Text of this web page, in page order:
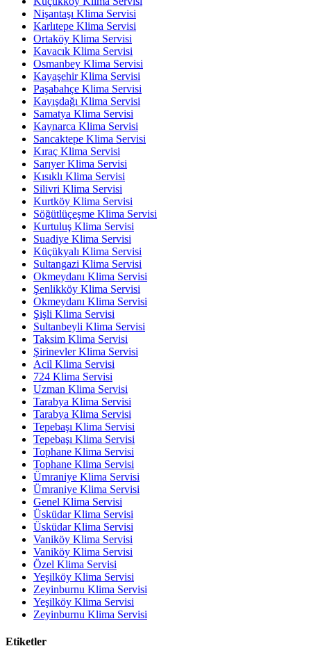
Nişantaşı Klima Servisi
Karlıtepe Klima Servisi
Ortaköy Klima Servisi
Kavacık Klima Servisi
Osmanbey Klima Servisi
Kayaşehir Klima Servisi
Paşabahçe Klima Servisi
Kayışdağı Klima Servisi
Samatya Klima Servisi
Kaynarca Klima Servisi
Sancaktepe Klima Servisi
Kıraç Klima Servisi
Sarıyer Klima Servisi
Kısıklı Klima Servisi
Silivri Klima Servisi
Kurtköy Klima Servisi
Söğütlüçeşme Klima Servisi
Kurtuluş Klima Servisi
Suadiye Klima Servisi
Küçükyalı Klima Servisi
Sultangazi Klima Servisi
Okmeydanı Klima Servisi
Şenlikköy Klima Servisi
Okmeydanı Klima Servisi
Şişli Klima Servisi
Sultanbeyli Klima Servisi
Taksim Klima Servisi
Şirinevler Klima Servisi
Acil Klima Servisi
724 Klima Servisi
Uzman Klima Servisi
Tarabya Klima Servisi
Tarabya Klima Servisi
Tepebaşı Klima Servisi
Tepebaşı Klima Servisi
Tophane Klima Servisi
Tophane Klima Servisi
Ümraniye Klima Servisi
Ümraniye Klima Servisi
Genel Klima Servisi
Üsküdar Klima Servisi
Üsküdar Klima Servisi
Vaniköy Klima Servisi
Vaniköy Klima Servisi
Özel Klima Servisi
Yeşilköy Klima Servisi
Zeyinburnu Klima Servisi
Yeşilköy Klima Servisi
Zeyinburnu Klima Servisi
Etiketler